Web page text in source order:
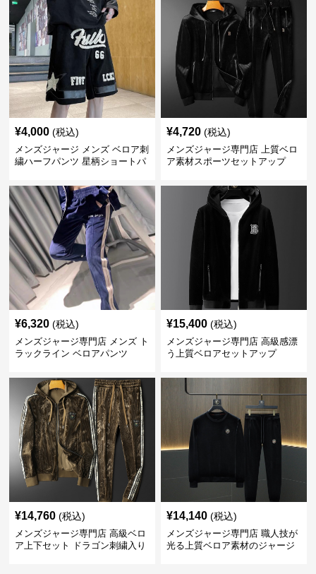
¥4,000 (税込)
メンズジャージ メンズ ベロア刺
繍ハーフパンツ 星柄ショートパ
¥4,720 (税込)
メンズジャージ専門店 上質ベロ
ア素材スポーツセットアップ
¥6,320 (税込)
メンズジャージ専門店 メンズ ト
ラックライン ベロアパンツ
¥15,400 (税込)
メンズジャージ専門店 高級感漂
う上質ベロアセットアップ
¥14,760 (税込)
メンズジャージ専門店 高級ベロ
ア上下セット ドラゴン刺繍入り
¥14,140 (税込)
メンズジャージ専門店 職人技が
光る上質ベロア素材のジャージ